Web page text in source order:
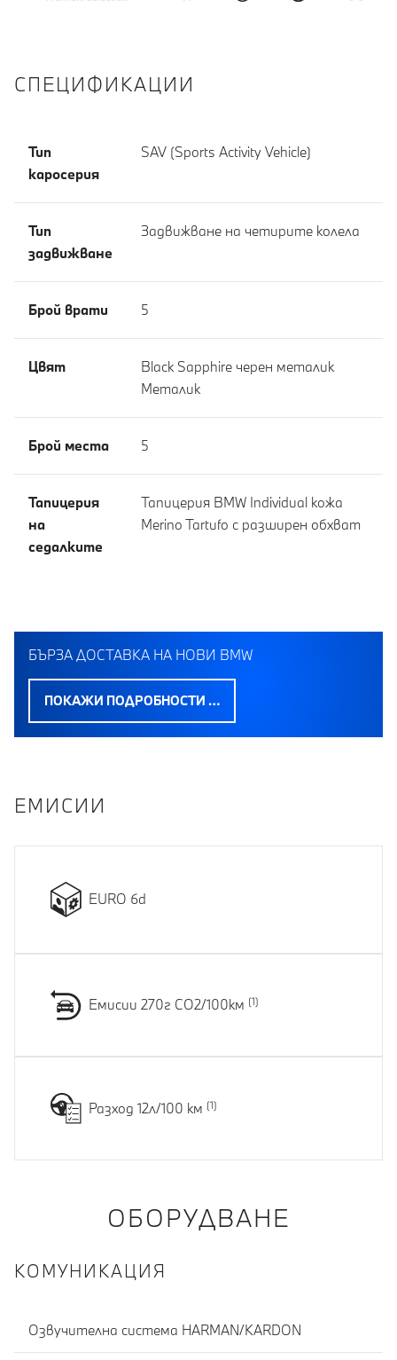
СПЕЦИФИКАЦИИ
Тип
каросерия
SAV (Sports Activity Vehicle)
Тип
задвижване
Задвижване на четирите колела
Брой врати 5
Цвят
Black Sapphire черен металик
Meталик
Брой места 5
Тапицерия
на
седалките
Тапицерия BMW Individual кожа
Merino Tartufo с разширен обхват
БЪРЗА ДОСТАВКА НА НОВИ BMW
ПОКАЖИ ПОДРОБНОСТИ …
EМИСИИ
EURO 6d
Емисии 270г CO2/100км
Разход 12л/100 км
ОБОРУДВАНЕ
КОМУНИКАЦИЯ
Озвучителна система HARMAN/KARDON